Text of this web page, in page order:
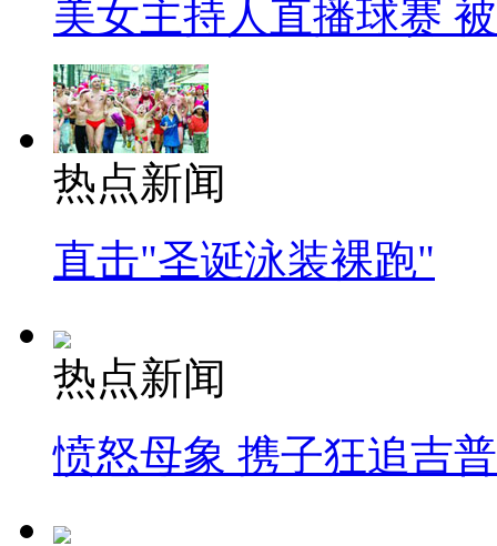
美女主持人直播球赛
热点新闻
直击"圣诞泳装裸跑"
热点新闻
愤怒母象 携子狂追吉